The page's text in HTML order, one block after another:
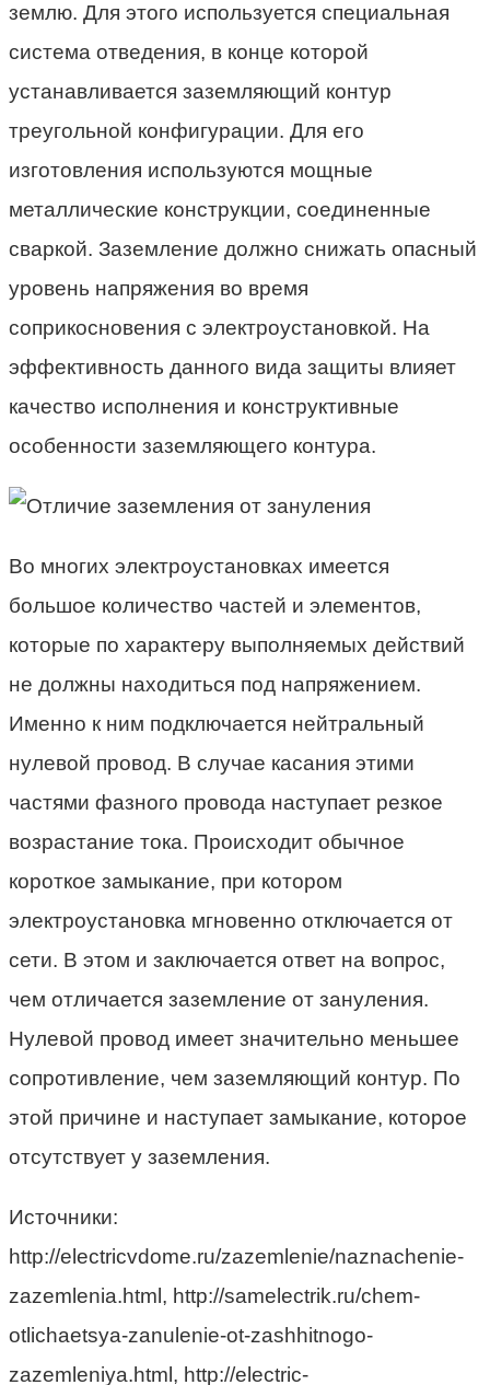
землю. Для этого используется специальная
система отведения, в конце которой
устанавливается заземляющий контур
треугольной конфигурации. Для его
изготовления используются мощные
металлические конструкции, соединенные
сваркой. Заземление должно снижать опасный
уровень напряжения во время
соприкосновения с электроустановкой. На
эффективность данного вида защиты влияет
качество исполнения и конструктивные
особенности заземляющего контура.
Во многих электроустановках имеется
большое количество частей и элементов,
которые по характеру выполняемых действий
не должны находиться под напряжением.
Именно к ним подключается нейтральный
нулевой провод. В случае касания этими
частями фазного провода наступает резкое
возрастание тока. Происходит обычное
короткое замыкание, при котором
электроустановка мгновенно отключается от
сети. В этом и заключается ответ на вопрос,
чем отличается заземление от зануления.
Нулевой провод имеет значительно меньшее
сопротивление, чем заземляющий контур. По
этой причине и наступает замыкание, которое
отсутствует у заземления.
Источники:
http://electricvdome.ru/zazemlenie/naznachenie-
zazemlenia.html, http://samelectrik.ru/chem-
otlichaetsya-zanulenie-ot-zashhitnogo-
zazemleniya.html, http://electric-